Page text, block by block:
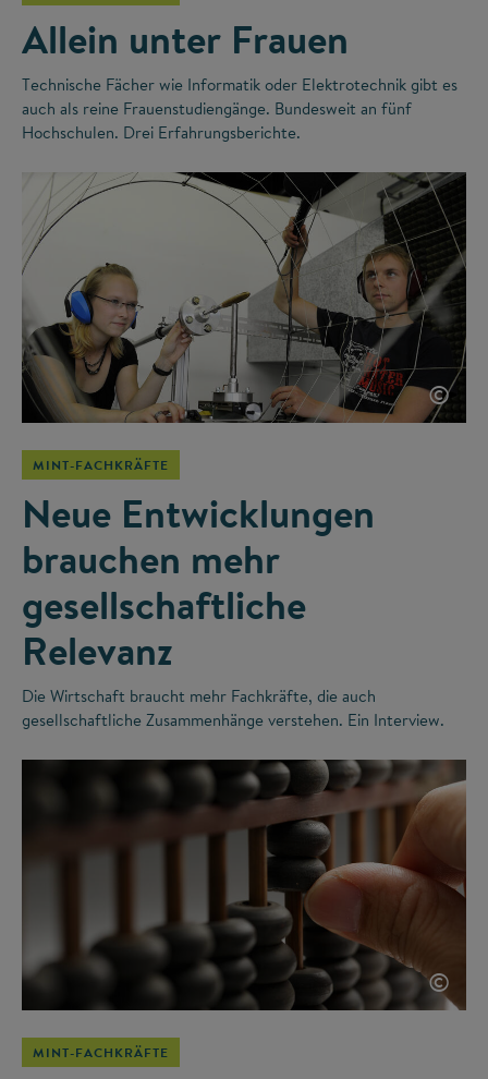
Allein unter Frauen
Technische Fächer wie Informatik oder Elektrotechnik gibt es
auch als reine Frauenstudiengänge. Bundesweit an fünf
Hochschulen. Drei Erfahrungsberichte.
©
MINT-FACHKRÄFTE
Neue Entwicklungen
brauchen mehr
gesellschaftliche
Relevanz
Die Wirtschaft braucht mehr Fachkräfte, die auch
gesellschaftliche Zusammenhänge verstehen. Ein Interview.
©
MINT-FACHKRÄFTE